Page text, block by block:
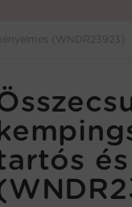
(WNDR23923)